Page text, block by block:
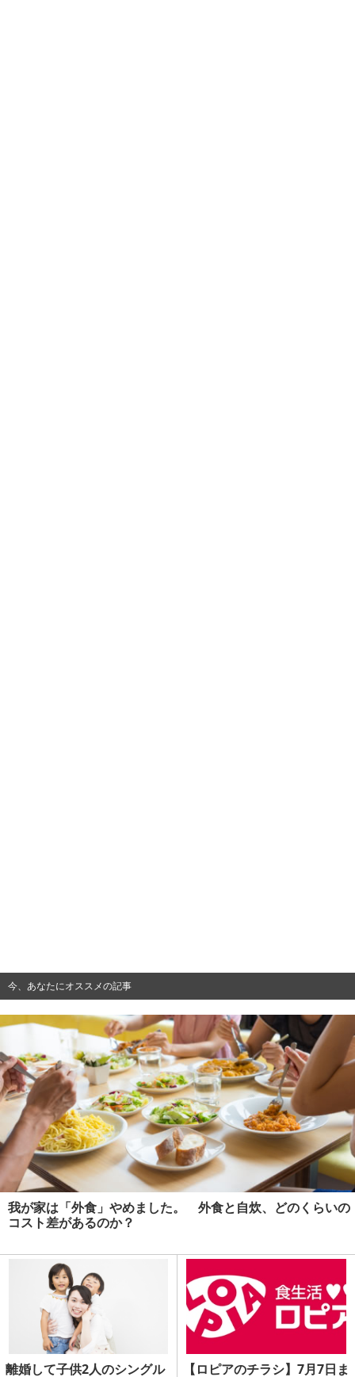
今、あなたにオススメの記事
我が家は「外食」やめました。 外食と自炊、どのくらいの
コスト差があるのか？
離婚して子供2人のシングル
【ロピアのチラシ】7月7日ま